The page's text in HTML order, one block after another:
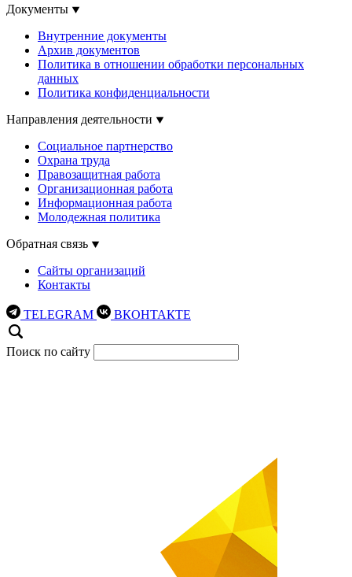
Документы
Внутренние документы
Архив документов
Политика в отношении обработки персональных
данных
Политика конфиденциальности
Направления деятельности
Социальное партнерство
Охрана труда
Правозащитная работа
Организационная работа
Информационная работа
Молодежная политика
Обратная связь
Сайты организаций
Контакты
TELEGRAM ВКОНТАКТЕ
Поиск по сайту